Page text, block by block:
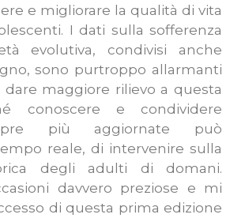
e migliorare la qualità di vita
I dati sulla sofferenza
evolutiva, condivisi anche
sono purtroppo allarmanti
maggiore rilievo a questa
conoscere e condividere
più aggiornate può
reale, di intervenire sulla
degli adulti di domani.
davvero preziose e mi
di questa prima edizione